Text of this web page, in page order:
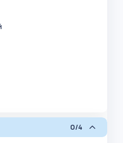
0/4